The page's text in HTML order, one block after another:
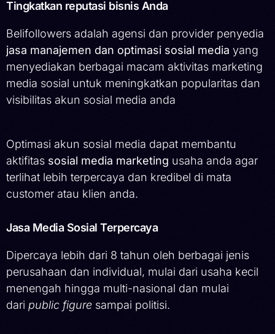
Tingkatkan reputasi bisnis Anda
Belifollowers adalah agensi dan provider penyedia
jasa manajemen dan optimasi sosial media yang
menyediakan berbagai macam aktivitas marketing
media sosial untuk meningkatkan popularitas dan
visibilitas akun sosial media anda
Optimasi akun sosial media dapat membantu
aktifitas sosial media marketing usaha anda agar
terlihat lebih terpercaya dan kredibel di mata
customer atau klien anda.
Jasa Media Sosial Terpercaya
Dipercaya lebih dari 8 tahun oleh berbagai jenis
perusahaan dan individual, mulai dari usaha kecil
menengah hingga multi-nasional dan mulai
dari public figure sampai politisi.